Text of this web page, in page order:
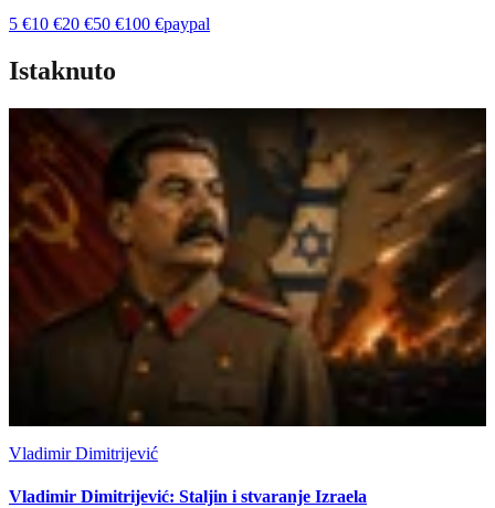
5 €10 €20 €50 €100 €paypal
Istaknuto
Vladimir Dimitrijević
Vladimir Dimitrijević: Staljin i stvaranje Izraela